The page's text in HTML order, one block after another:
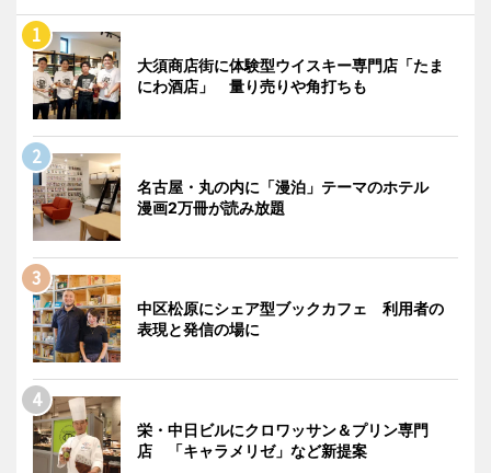
大須商店街に体験型ウイスキー専門店「たま
にわ酒店」 量り売りや角打ちも
名古屋・丸の内に「漫泊」テーマのホテル
漫画2万冊が読み放題
中区松原にシェア型ブックカフェ 利用者の
表現と発信の場に
栄・中日ビルにクロワッサン＆プリン専門
店 「キャラメリゼ」など新提案